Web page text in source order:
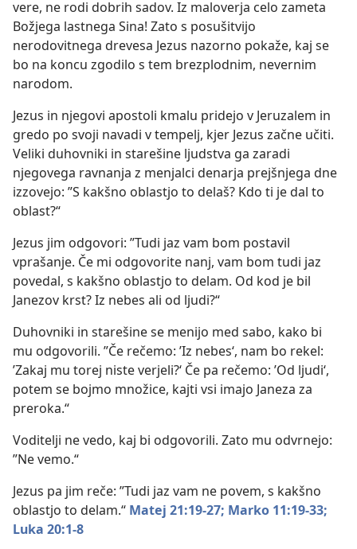
vere, ne rodi dobrih sadov. Iz maloverja celo zameta
Božjega lastnega Sina! Zato s posušitvijo
nerodovitnega drevesa Jezus nazorno pokaže, kaj se
bo na koncu zgodilo s tem brezplodnim, nevernim
narodom.
Jezus in njegovi apostoli kmalu pridejo v Jeruzalem in
gredo po svoji navadi v tempelj, kjer Jezus začne učiti.
Veliki duhovniki in starešine ljudstva ga zaradi
njegovega ravnanja z menjalci denarja prejšnjega dne
izzovejo: ”S kakšno oblastjo to delaš? Kdo ti je dal to
oblast?“
Jezus jim odgovori: ”Tudi jaz vam bom postavil
vprašanje. Če mi odgovorite nanj, vam bom tudi jaz
povedal, s kakšno oblastjo to delam. Od kod je bil
Janezov krst? Iz nebes ali od ljudi?“
Duhovniki in starešine se menijo med sabo, kako bi
mu odgovorili. ”Če rečemo: ’Iz nebes‘, nam bo rekel:
’Zakaj mu torej niste verjeli?‘ Če pa rečemo: ’Od ljudi‘,
potem se bojmo množice, kajti vsi imajo Janeza za
preroka.“
Voditelji ne vedo, kaj bi odgovorili. Zato mu odvrnejo:
”Ne vemo.“
Jezus pa jim reče: ”Tudi jaz vam ne povem, s kakšno
oblastjo to delam.“ Matej 21:19-27; Marko 11:19-33;
Luka 20:1-8